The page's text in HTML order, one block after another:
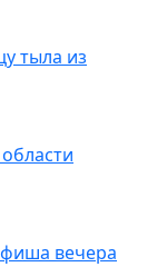
тыла из
вечера